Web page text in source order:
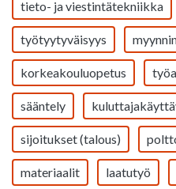
tieto- ja viestintätekniikka
työtyytyväisyys
korkeakouluopetus
sääntely
sijoitukset (talous)
materiaalit laatutyö